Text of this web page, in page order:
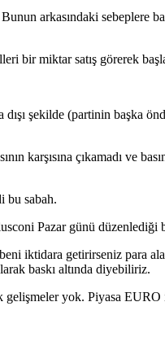
arkasındaki sebeplere
bir miktar satış görerek
şekilde (partinin başka
karşısına çıkamadı ve
bu sabah.
Pazar günü düzenlediği
iktidara getirirseniz para
baskı altında diyebiliriz.
yok. Piyasa